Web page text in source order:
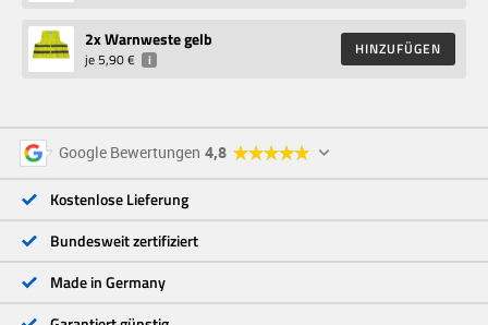
2x Warnweste gelb
je5,90 € i
HINZUFÜGEN
Google Bewertungen 4,8
4 Sterne
3 Sterne
<1 %
2 Sterne
1 Stern
<1 %
Kostenlose Lieferung
Bundesweit zertifiziert
Made in Germany